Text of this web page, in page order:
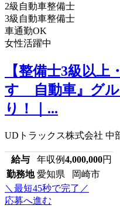
2級自動車整備士
3級自動車整備士
車通勤OK
女性活躍中
【整備士3級以
すゞ自動車』グ
り！｜...
UDトラックス株式会社 中
給与 年収例4,000,000円
勤務地 愛知県 岡崎市
＼最短45秒で完了／
応募へ進む